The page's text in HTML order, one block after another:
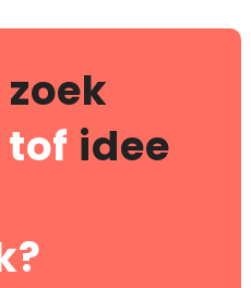
tof idee